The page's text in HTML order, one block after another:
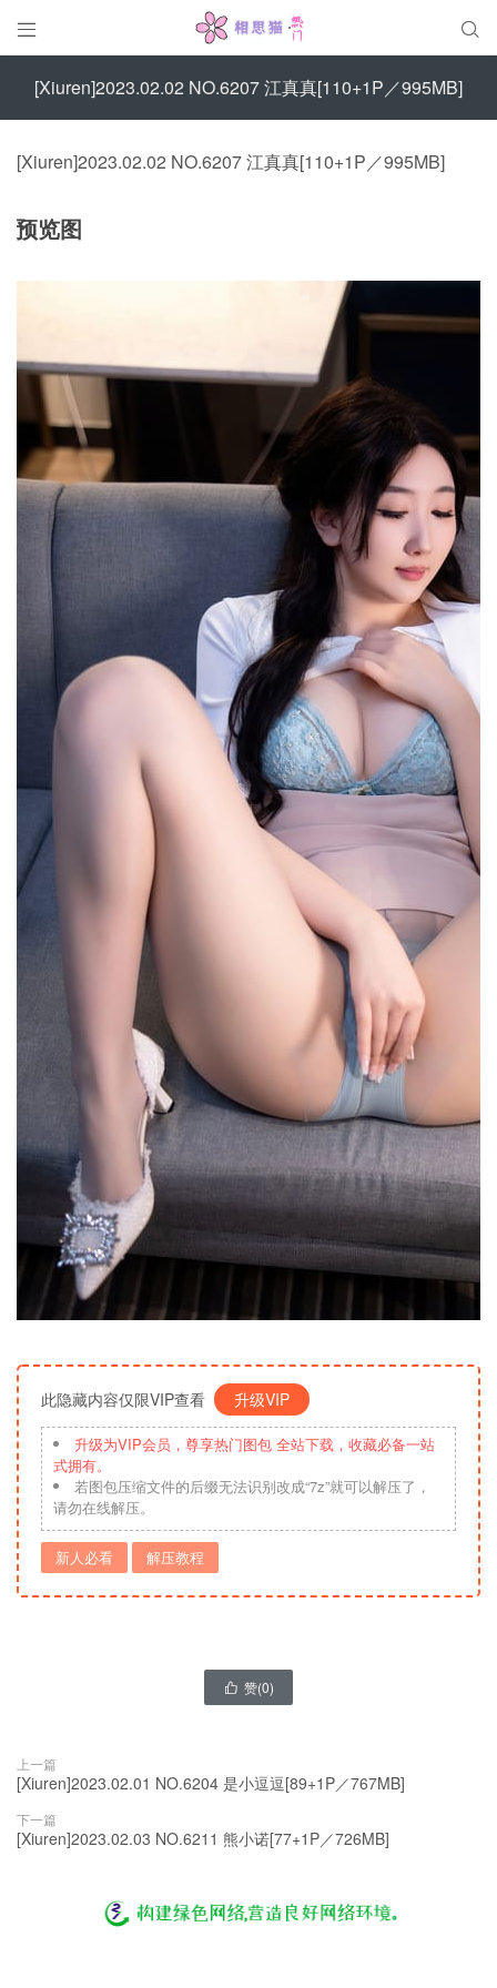
 
[Xiuren]2023.02.02 NO.6207 江真真[110+1P／995MB]
[Xiuren]2023.02.02 NO.6207 江真真[110+1P／995MB]
预览图
此隐藏内容仅限VIP查看 升级VIP
升级为VIP会员，尊享热门图包 全站下载，收藏必备一站
式拥有。
若图包压缩文件的后缀无法识别改成“7z”就可以解压了，
请勿在线解压。
新人必看 解压教程
 赞(0)
上一篇
[Xiuren]2023.02.01 NO.6204 是小逗逗[89+1P／767MB]
下一篇
[Xiuren]2023.02.03 NO.6211 熊小诺[77+1P／726MB]